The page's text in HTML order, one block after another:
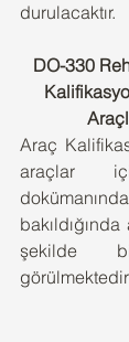
durulacaktır.
DO-330
Araç
araçlar
şekilde